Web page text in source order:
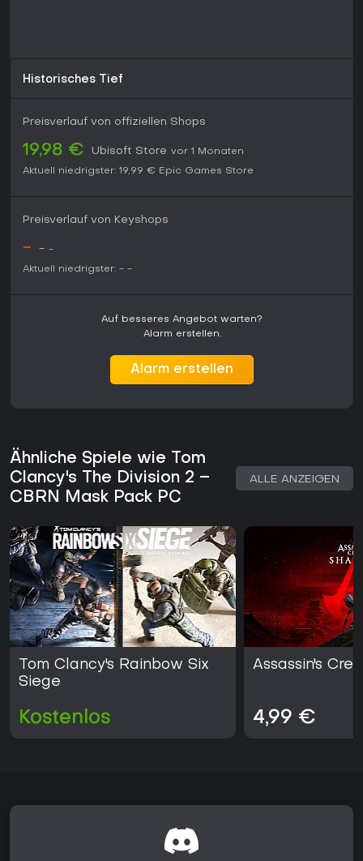
Historisches Tief
Preisverlauf von offiziellen Shops
19,98 € Ubisoft Store vor 1 Monaten
Aktuell niedrigster: 19,99 € Epic Games Store
Preisverlauf von Keyshops
- - -
Aktuell niedrigster: - -
Auf besseres Angebot warten?
Alarm erstellen.
Alarm erstellen
Ähnliche Spiele wie Tom
Clancy's The Division 2 –
CBRN Mask Pack PC
ALLE ANZEIGEN
Tom Clancy's Rainbow Six
Siege
Kostenlos
Assassin's
4,99 €